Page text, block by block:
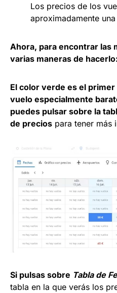
Los precios de los
aproximadamente
Ahora, para encontrar las
varias maneras de hacerlo:
El color verde es el
vuelo especialmente
puedes pulsar sobre la
de precios para tener más
Si pulsas sobre Tabla de
tabla en la que verás los